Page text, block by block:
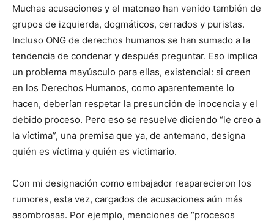
Muchas acusaciones y el matoneo han venido también de
grupos de izquierda, dogmáticos, cerrados y puristas.
Incluso ONG de derechos humanos se han sumado a la
tendencia de condenar y después preguntar. Eso implica
un problema mayúsculo para ellas, existencial: si creen
en los Derechos Humanos, como aparentemente lo
hacen, deberían respetar la presunción de inocencia y el
debido proceso. Pero eso se resuelve diciendo “le creo a
la víctima”, una premisa que ya, de antemano, designa
quién es víctima y quién es victimario.
Con mi designación como embajador reaparecieron los
rumores, esta vez, cargados de acusaciones aún más
asombrosas. Por ejemplo, menciones de “procesos